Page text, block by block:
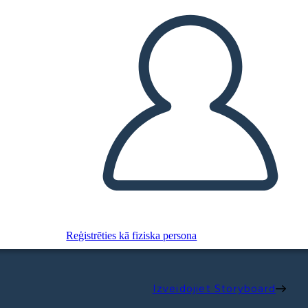
Reģistrēties kā fiziska persona
Izveidojiet Storyboard